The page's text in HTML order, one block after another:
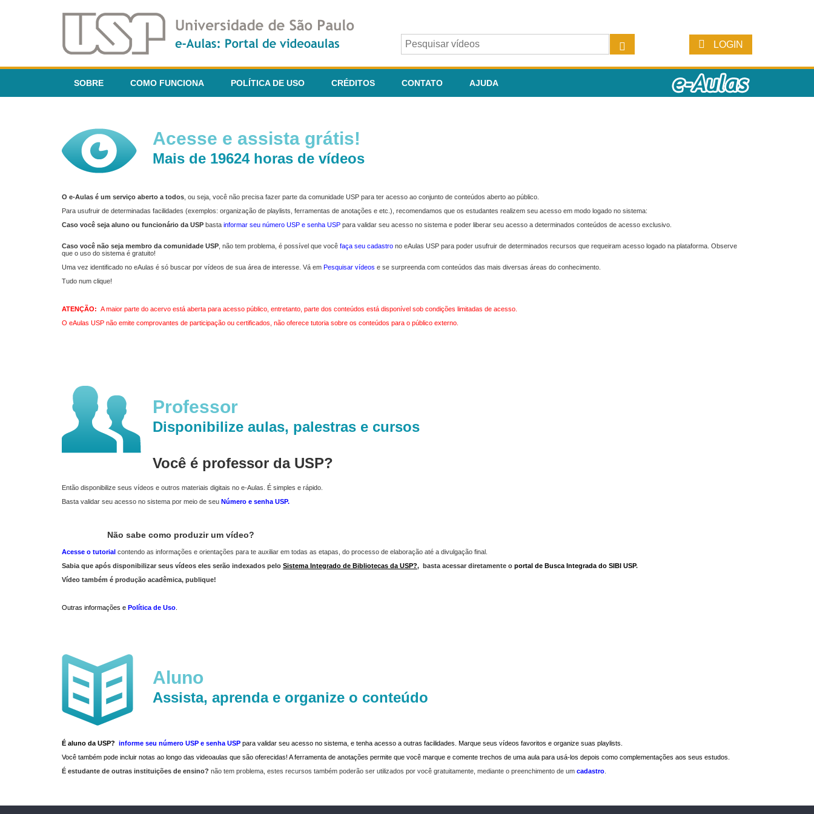
LOGIN
SOBRE COMO FUNCIONA POLÍTICA DE USO CRÉDITOS CONTATO AJUDA
Acesse e assista grátis!
Mais de 19624 horas de vídeos
O e-Aulas é um serviço aberto a todos , ou seja, você não precisa fazer parte da comunidade USP para ter acesso ao conjunto de conteúdos aberto ao público.
Para usufruir de determinadas facilidades (exemplos: organização de playlists, ferramentas de anotações e etc.), recomendamos que os estudantes realizem seu acesso em modo logado no sistema:
Caso você seja aluno ou funcionário da USP basta informar seu número USP e senha USP para validar seu acesso no sistema e poder liberar seu acesso a determinados conteúdos de acesso exclusivo.
Caso você não seja membro da comunidade USP , não tem problema, é possível que você faça seu cadastro no eAulas USP para poder usufruir de determinados recursos que requeiram acesso logado na plataforma. Observe
que o uso do sistema é gratuito!
Uma vez identificado no eAulas é só buscar por vídeos de sua área de interesse. Vá em Pesquisar vídeos e se surpreenda com conteúdos das mais diversas áreas do conhecimento.
Tudo num clique!
ATENÇÃO: A maior parte do acervo está aberta para acesso público, entretanto, parte dos conteúdos está disponível sob condições limitadas de acesso.
O eAulas USP não emite comprovantes de participação ou certificados, não oferece tutoria sobre os conteúdos para o público externo.
Professor
Disponibilize aulas, palestras e cursos
Você é professor da USP?
Então disponibilize seus vídeos e outros materiais digitais no e-Aulas. É simples e rápido.
Basta validar seu acesso no sistema por meio de seu Número e senha USP.
Não sabe como produzir um vídeo?
Acesse o tutorial contendo as informações e orientações para te auxiliar em todas as etapas, do processo de elaboração até a divulgação final.
Sabia que após disponibilizar seus vídeos eles serão indexados pelo Sistema Integrado de Bibliotecas da USP?, basta acessar diretamente o portal de Busca Integrada do SIBI USP.
Vídeo também é produção acadêmica, publique!
Outras informações e Política de Uso
Aluno
Assista, aprenda e organize o conteúdo
É aluno da USP? informe seu número USP e senha USP para validar seu acesso no sistema, e tenha acesso a outras facilidades. Marque seus vídeos favoritos e organize suas playlists.
Você também pode incluir notas ao longo das videoaulas que são oferecidas! A ferramenta de anotações permite que você marque e comente trechos de uma aula para usá-los depois como complementações aos seus estudos.
É estudante de outras instituições de ensino? não tem problema, estes recursos também poderão ser utilizados por você gratuitamente, mediante o preenchimento de um cadastro